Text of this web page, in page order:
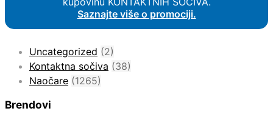
Saznajte više o promociji.
Uncategorized (2)
Kontaktna sočiva (38)
Naočare (1265)
Brendovi